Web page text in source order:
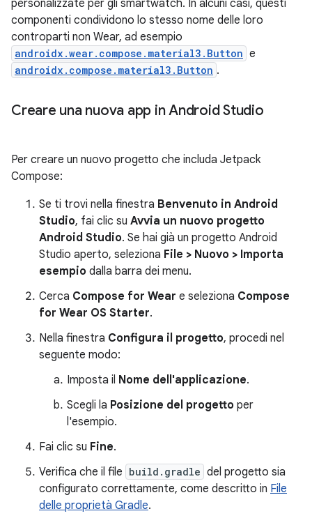
personalizzate per gli smartwatch. In alcuni casi, questi
componenti condividono lo stesso nome delle loro
controparti non Wear, ad esempio
androidx.wear.compose.material3.Button e
androidx.compose.material3.Button .
Creare una nuova app in Android Studio
Per creare un nuovo progetto che includa Jetpack
Compose:
Se ti trovi nella finestra Benvenuto in Android
Studio, fai clic su Avvia un nuovo progetto
Android Studio. Se hai già un progetto Android
Studio aperto, seleziona File > Nuovo > Importa
esempio dalla barra dei menu.
Cerca Compose for Wear e seleziona Compose
for Wear OS Starter.
Nella finestra Configura il progetto, procedi nel
seguente modo:
Imposta il Nome dell'applicazione.
Scegli la Posizione del progetto per
l'esempio.
Fai clic su Fine.
Verifica che il file build.gradle del progetto sia
configurato correttamente, come descritto in File
delle proprietà Gradle.